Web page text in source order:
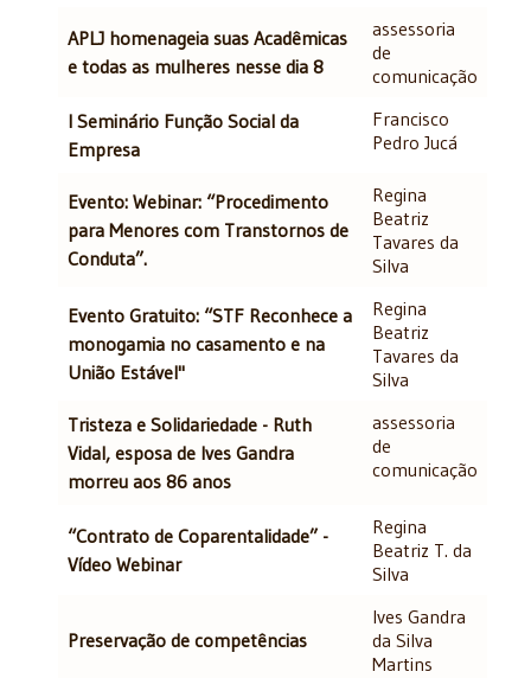
APLJ homenageia suas Acadêmicas
e todas as mulheres nesse dia 8
assessoria
de
comunicação
I Seminário Função Social da
Empresa
Francisco
Pedro Jucá
Evento: Webinar: “Procedimento
para Menores com Transtornos de
Conduta”.
Regina
Beatriz
Tavares da
Silva
Evento Gratuito: “STF Reconhece a
monogamia no casamento e na
União Estável"
Regina
Beatriz
Tavares da
Silva
Tristeza e Solidariedade - Ruth
Vidal, esposa de Ives Gandra
morreu aos 86 anos
assessoria
de
comunicação
“Contrato de Coparentalidade” -
Vídeo Webinar
Regina
Beatriz T. da
Silva
Preservação de competências
Ives Gandra
da Silva
Martins